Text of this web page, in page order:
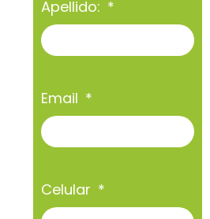
Apellido:
Email
Celular